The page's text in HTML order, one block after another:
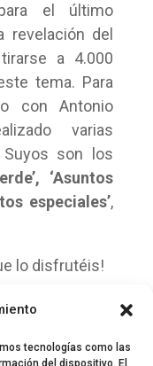
tecnologías como las
del dispositivo. El
el último
revelación del
a 4.000
tema. Para
con Antonio
varias
Suyos son los
‘Asuntos
especiales’,
lo disfrutéis!